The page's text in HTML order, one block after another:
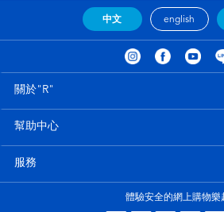
中文 english
關於"R"
幫助中心
服務
體驗安全的網上購物樂